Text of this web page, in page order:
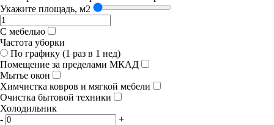
Укажите площадь, м2
С мебелью
Частота уборки
По графику (1 раз в 1 нед)
Помещение за пределами МКАД
Мытье окон
Химчистка ковров и мягкой мебели
Очистка бытовой техники
Холодильник
-
+